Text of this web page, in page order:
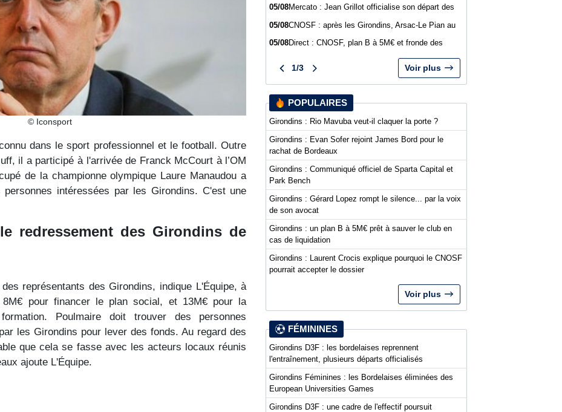
© Iconsport
dans le sport professionnel et le football. Outre
il a participé à l'arrivée de Franck McCourt à l’OM
de la championne olympique Laure Manaudou a
intéressées par les Girondins. C'est une
redressement des Girondins de
représentants des Girondins, indique L'Équipe, à
pour financer le plan social, et 13M€ pour la
Poulmaire doit trouver des personnes
les Girondins pour lever des fonds. Au regard des
que cela se fasse avec les acteurs locaux réunis
ajoute L'Équipe.
05/08Mercato : Jean Grillot officialise son départ des
05/08CNOSF : après les Girondins, Arsac-Le Pian au
05/08Direct : CNOSF, plan B à 5M€ et fronde des
1/3 Voir plus
POPULAIRES
Girondins : Rio Mavuba veut-il claquer la porte ?
Girondins : Evan Sofer rejoint James Bord pour le
rachat de Bordeaux
Girondins : Communiqué officiel de Sparta Capital et
Park Bench
Girondins : Gérard Lopez rompt le silence... par la voix
de son avocat
Girondins : un plan B à 5M€ prêt à sauver le club en
cas de liquidation
Girondins : Laurent Crocis explique pourquoi le CNOSF
pourrait accepter le dossier
Voir plus
FÉMININES
Girondins D3F : les bordelaises reprennent
l'entraînement, plusieurs départs officialisés
Girondins Féminines : les Bordelaises éliminées des
European Universities Games
Girondins D3F : une cadre de l'effectif poursuit